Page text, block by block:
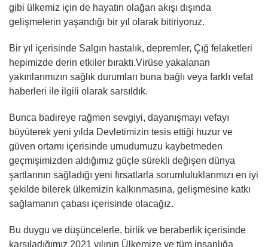
gibi ülkemiz için de hayatın olağan akışı dışında
gelişmelerin yaşandığı bir yıl olarak bitiriyoruz.
Bir yıl içerisinde Salgın hastalık, depremler, Çığ felaketleri
hepimizde derin etkiler bıraktı.Virüse yakalanan
yakınlarımızın sağlık durumları buna bağlı veya farklı vefat
haberleri ile ilgili olarak sarsıldık.
Bunca badireye rağmen sevgiyi, dayanışmayı vefayı
büyüterek yeni yılda Devletimizin tesis ettiği huzur ve
güven ortamı içerisinde umudumuzu kaybetmeden
geçmişimizden aldığımız güçle sürekli değişen dünya
şartlarının sağladığı yeni fırsatlarla sorumluluklarımızı en iyi
şekilde bilerek ülkemizin kalkınmasına, gelişmesine katkı
sağlamanın çabası içerisinde olacağız.
Bu duygu ve düşüncelerle, birlik ve beraberlik içerisinde
karşıladığımız 2021 yılının Ülkemize ve tüm insanlığa